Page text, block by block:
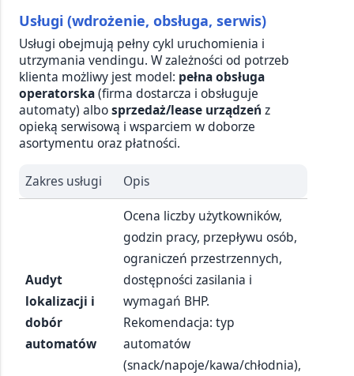
Usługi (wdrożenie, obsługa, serwis)
Usługi obejmują pełny cykl uruchomienia i
utrzymania vendingu. W zależności od potrzeb
klienta możliwy jest model: pełna obsługa
operatorska(firma dostarcza i obsługuje
automaty) albosprzedaż/lease urządzeń z
opieką serwisową i wsparciem w doborze
asortymentu oraz płatności.
Zakres usługi Opis
Audyt
lokalizacji i
dobór
automatów
Ocena liczby użytkowników,
godzin pracy, przepływu osób,
ograniczeń przestrzennych,
dostępności zasilania i
wymagań BHP.
Rekomendacja: typ
automatów
(snack/napoje/kawa/chłodnia),